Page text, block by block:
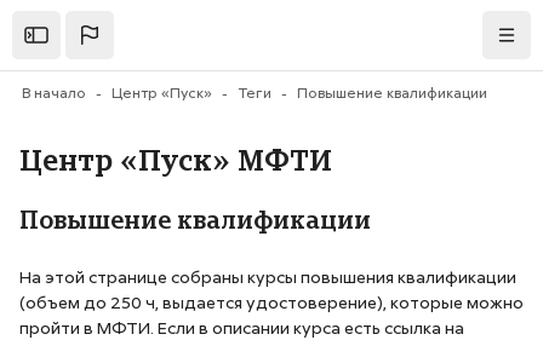
Открыть
В начало Центр «Пуск» Теги Повышение квалификации
Центр «Пуск» МФТИ
Повышение квалификации
На этой странице собраны курсы повышения квалификации
(объем до 250 ч, выдается удостоверение), которые можно
пройти в МФТИ. Если в описании курса есть ссылка на